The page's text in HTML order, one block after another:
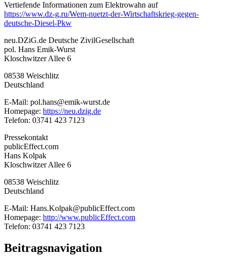
Vertiefende Informationen zum Elektrowahn auf
https://www.dz-g.ru/Wem-nuetzt-der-Wirtschaftskrieg-gegen-
deutsche-Diesel-Pkw
neu.DZiG.de Deutsche ZivilGesellschaft
pol. Hans Emik-Wurst
Kloschwitzer Allee 6
08538 Weischlitz
Deutschland
E-Mail: pol.hans@emik-wurst.de
Homepage: https://neu.dzig.de
Telefon: 03741 423 7123
Pressekontakt
publicEffect.com
Hans Kolpak
Kloschwitzer Allee 6
08538 Weischlitz
Deutschland
E-Mail: Hans.Kolpak@publicEffect.com
Homepage: http://www.publicEffect.com
Telefon: 03741 423 7123
Beitragsnavigation